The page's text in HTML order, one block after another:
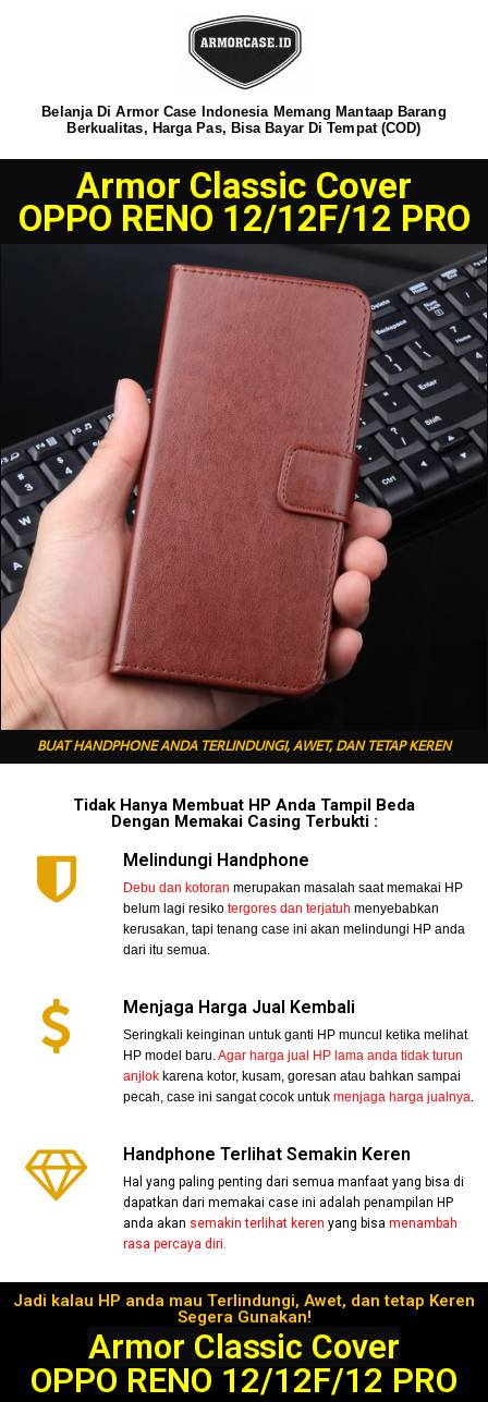
Belanja Di Armor Case Indonesia Memang Mantaap Barang
Berkualitas, Harga Pas, Bisa Bayar Di Tempat (COD)
Armor Classic Cover
OPPO RENO 12/12F/12 PRO
BUAT HANDPHONE ANDA TERLINDUNGI, AWET, DAN TETAP KEREN
Tidak Hanya Membuat HP Anda Tampil Beda
Dengan Memakai Casing Terbukti :
Melindungi Handphone
Debu dan kotoran merupakan masalah saat memakai HP
belum lagi resiko tergores dan terjatuh menyebabkan
kerusakan, tapi tenang case ini akan melindungi HP anda
dari itu semua.
Menjaga Harga Jual Kembali
Seringkali keinginan untuk ganti HP muncul ketika melihat
HP model baru.Agar harga jual HP lama anda tidak turun
anjlok karena kotor, kusam, goresan atau bahkan sampai
pecah, case ini sangat cocok untukmenjaga harga jualnya.
Handphone Terlihat Semakin Keren
Hal yang paling penting dari semua manfaat yang bisa di
dapatkan dari memakai case ini adalah penampilan HP
anda akan semakin terlihat keren yang bisamenambah
rasa percaya diri.
Jadi kalau HP anda mau Terlindungi, Awet, dan tetap Keren
Segera Gunakan!
Armor Classic Cover
OPPO RENO 12/12F/12 PRO